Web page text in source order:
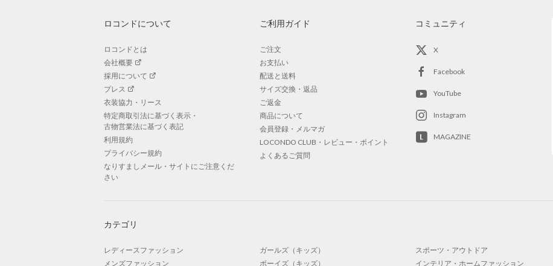
ロコンドについて
ロコンドとは
会社概要
採用について
プレス
衣装協力・リース
特定商取引法に基づく表示・
古物営業法に基づく表記
利用規約
プライバシー規約
なりすましメール・サイトにご注意くだ
さい
ご利用ガイド
ご注文
お支払い
配送と送料
サイズ交換・返品
ご返金
商品について
会員登録・メルマガ
LOCONDO CLUB・レビュー・ポイント
よくあるご質問
コミュニティ
X
Facebook
YouTube
Instagram
MAGAZINE
カテゴリ
レディースファッション
メンズファッション
ガールズ（キッズ）
ボーイズ（キッズ）
スポーツ・アウトドア
インテリア・ホームファッション